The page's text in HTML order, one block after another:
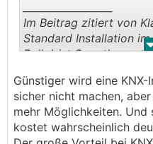
.
Im Beitrag zitiert von
Standard Installation
Rollo) ist Smarthome
jeden Zimmer
nicht so viel teurer ist
anderes... wenn ich in
Günstiger wird eine
sicher nicht machen,
mehr Möglichkeiten. Und
kostet wahrscheinlich